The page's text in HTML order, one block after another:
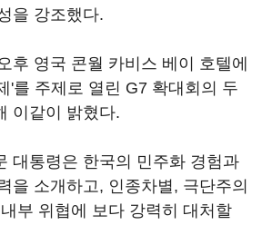
을 강조했다.
후 영국 콘월 카비스 베이 호텔에
'를 주제로 열린 G7 확대회의 두
이같이 밝혔다.
대통령은 한국의 민주화 경험과
을 소개하고, 인종차별, 극단주의
부 위협에 보다 강력히 대처할